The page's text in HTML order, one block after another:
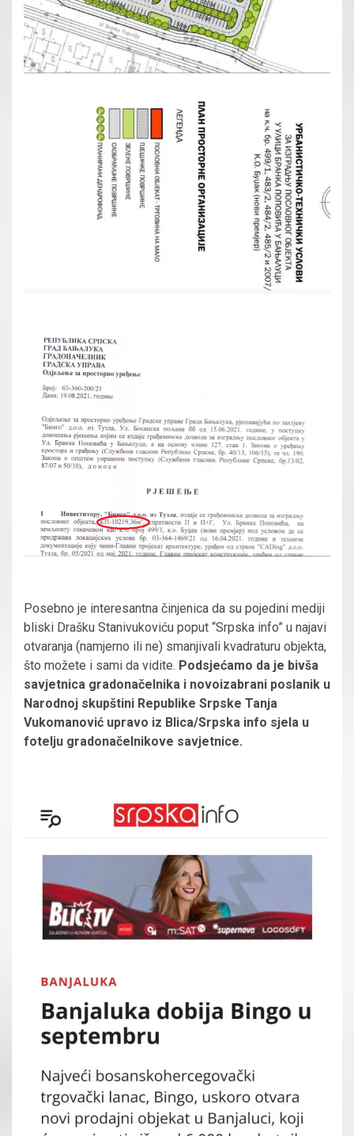
Posebno je interesantna činjenica da su pojedini mediji
bliski Drašku Stanivukoviću poput “Srpska info” u najavi
otvaranja (namjerno ili ne) smanjivali kvadraturu objekta,
što možete i sami da vidite. Podsjećamo da je bivša
savjetnica gradonačelnika i novoizabrani poslanik u
Narodnoj skupštini Republike Srpske Tanja
Vukomanović upravo iz Blica/Srpska info sjela u
fotelju gradonačelnikove savjetnice.